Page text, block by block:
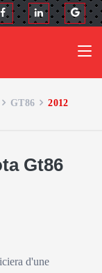
GT86 2012
Gt86
d'une